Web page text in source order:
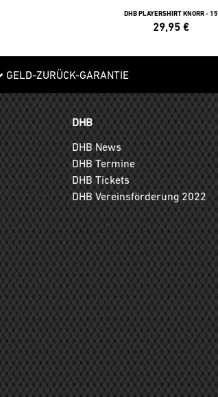
DHB PLAYERSHIRT KNORR - 15
29,95 €
GELD-ZURÜCK-GARANTIE
DHB
DHB News
DHB Termine
DHB Tickets
DHB Vereinsförderung 2022